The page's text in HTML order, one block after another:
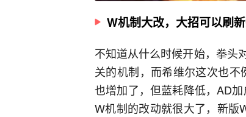
W机制大改，大招可以刷
不知道从什么时候开始，拳头
关的机制，而希维尔这次也
也增加了，但蓝耗降低，AD
W机制的改动就很大了，新版